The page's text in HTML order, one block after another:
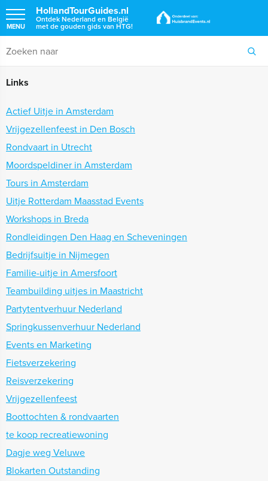
HollandTourGuides.nl
Ontdek Nederland en België
met de gouden gids van HTG!
MENU
Links
Actief Uitje in Amsterdam
Vrijgezellenfeest in Den Bosch
Rondvaart in Utrecht
Moordspeldiner in Amsterdam
Tours in Amsterdam
Uitje Rotterdam Maasstad Events
Workshops in Breda
Rondleidingen Den Haag en Scheveningen
Bedrijfsuitje in Nijmegen
Familie-uitje in Amersfoort
Teambuilding uitjes in Maastricht
Partytentverhuur Nederland
Springkussenverhuur Nederland
Events en Marketing
Fietsverzekering
Reisverzekering
Vrijgezellenfeest
Boottochten & rondvaarten
te koop recreatiewoning
Dagje weg Veluwe
Blokarten Outstanding